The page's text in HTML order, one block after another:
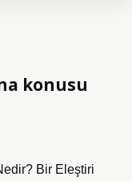
konusu
Bir Eleştiri